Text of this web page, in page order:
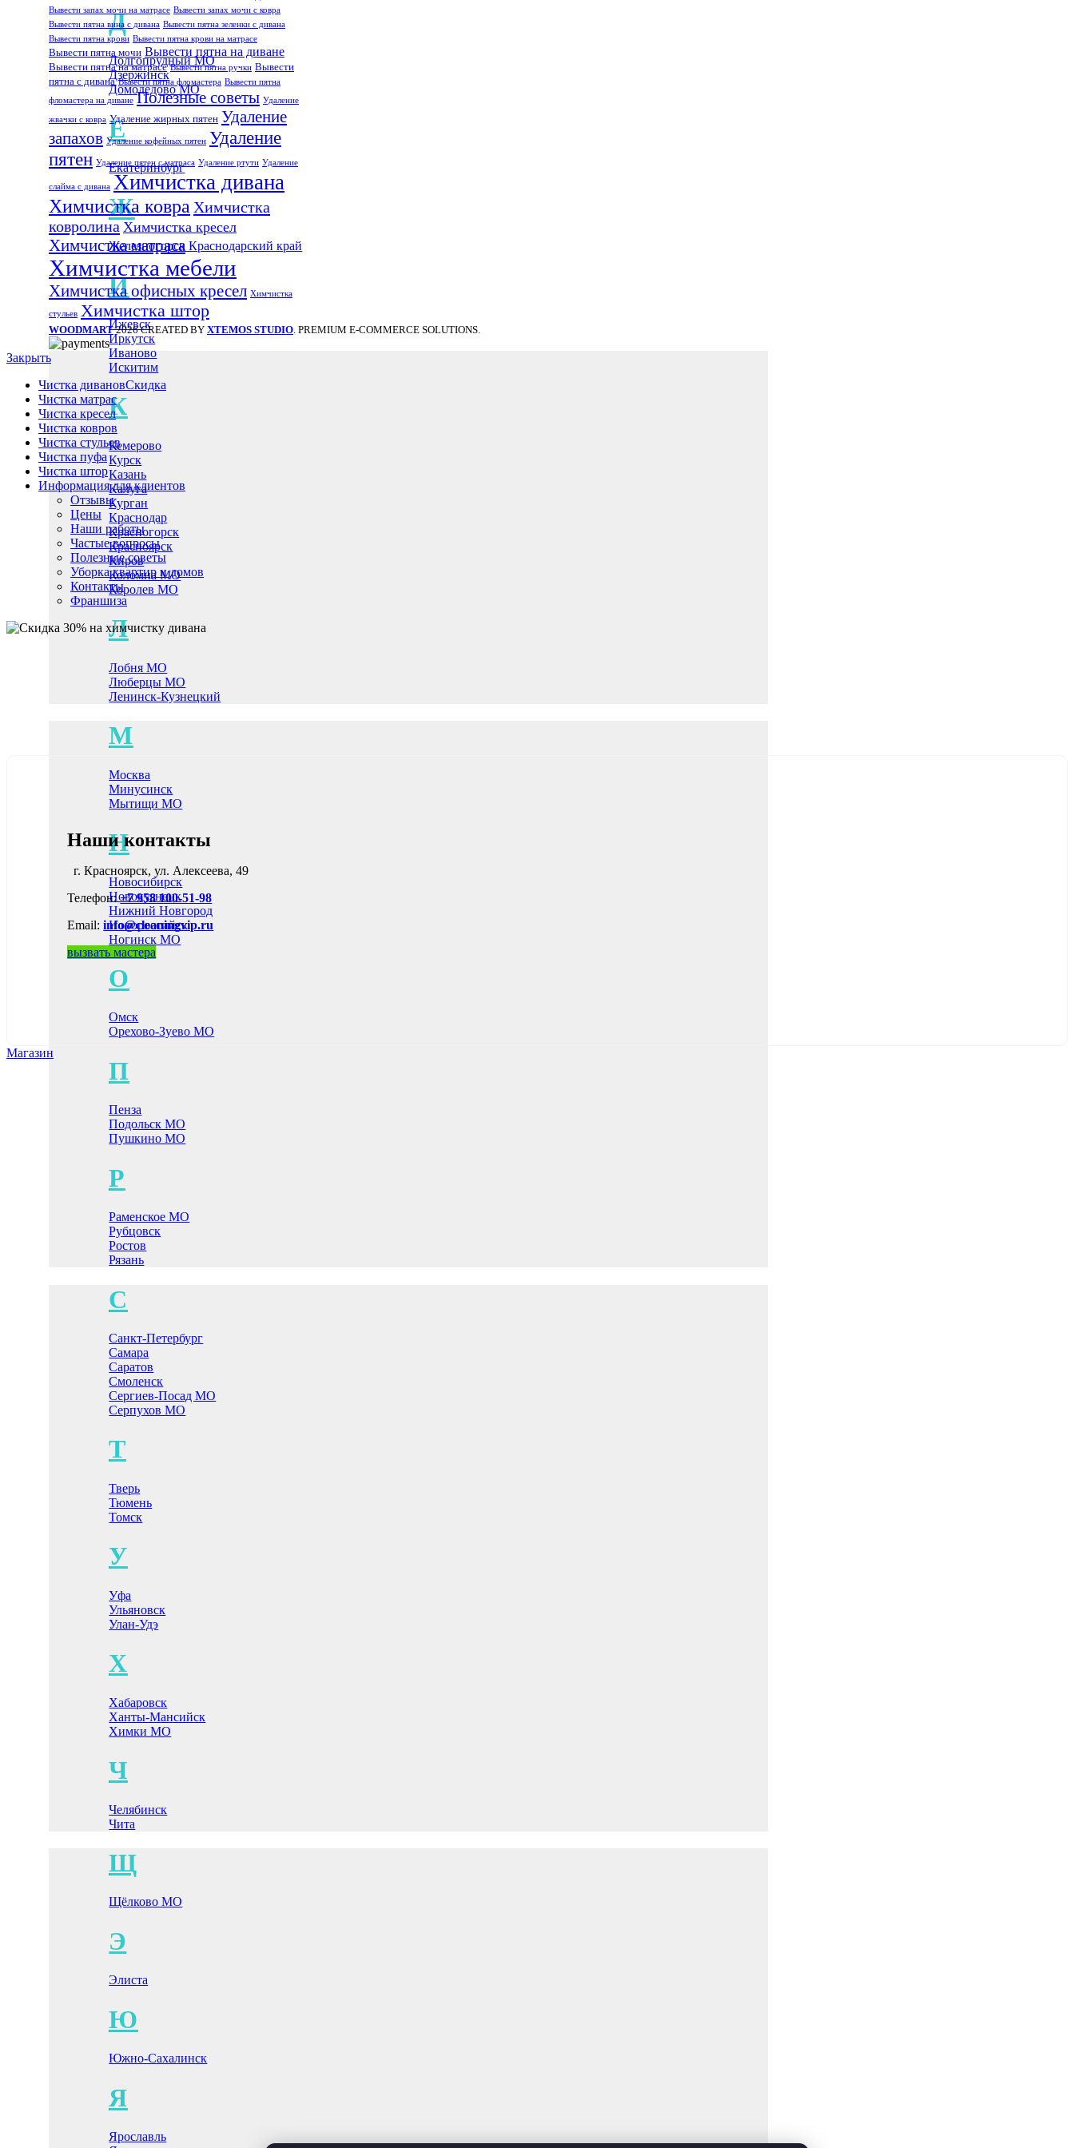
Д
Долгопрудный МО
Дзержинск
Домодедово МО
Е
Екатеринбург
Ж
Железногорск Краснодарский край
И
Ижевск
Иркутск
Иваново
Искитим
К
Кемерово
Курск
Казань
Калуга
Курган
Краснодар
Красногорск
Красноярск
Киров
Коломна МО
Королев МО
Л
Лобня МО
Люберцы МО
Ленинск-Кузнецкий
М
Москва
Минусинск
Мытищи МО
Н
Новосибирск
Новокузнецк
Нижний Новгород
Новороссийск
Ногинск МО
О
Омск
Орехово-Зуево МО
П
Пенза
Подольск МО
Пушкино МО
Р
Раменское МО
Рубцовск
Ростов
Рязань
С
Санкт-Петербург
Самара
Саратов
Смоленск
Сергиев-Посад МО
Серпухов МО
Т
Тверь
Тюмень
Томск
У
Уфа
Ульяновск
Улан-Удэ
Х
Хабаровск
Ханты-Мансийск
Химки МО
Ч
Челябинск
Чита
Щ
Щёлково МО
Э
Элиста
Ю
Южно-Сахалинск
Я
Ярославль
Вывести запах мочи на матрасе Вывести запах мочи с ковра
Вывести пятна вина с дивана Вывести пятна зеленки с дивана
Вывести пятна крови Вывести пятна крови на матрасе
Вывести пятна мочи Вывести пятна на диване
Вывести пятна на матрасе Вывести пятна ручки Вывести
пятна с дивана Вывести пятна фломастера Вывести пятна
фломастера на диване Полезные советы Удаление
жвачки с ковра Удаление жирных пятен Удаление
запахов Удаление кофейных пятен Удаление
пятен Удаление пятен с матраса Удаление ртути Удаление
слайма с дивана Химчистка дивана
Химчистка ковра Химчистка
ковролина Химчистка кресел
Химчистка матраса
Химчистка мебели
Химчистка офисных кресел Химчистка
стульев Химчистка штор
WOODMART 2026 CREATED BY XTEMOS STUDIO . PREMIUM E-COMMERCE SOLUTIONS.
Закрыть
Чистка дивановСкидка
Чистка матрас
Чистка кресел
Чистка ковров
Чистка стульев
Чистка пуфа
Чистка штор
Информация для клиентов
Отзывы
Цены
Наши работы
Частые вопросы
Полезные советы
Уборка квартир и домов
Контакты
Франшиза
Наши контакты
г. Красноярск, ул. Алексеева, 49
Телефон:+7 958 100-51-98
Email:info@cleaningvip.ru
вызвать мастера
Магазин